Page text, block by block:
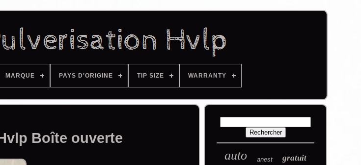
MARQUE PAYS D'ORIGINE TIP SIZE WARRANTY
Boîte ouverte
auto anest gratuit